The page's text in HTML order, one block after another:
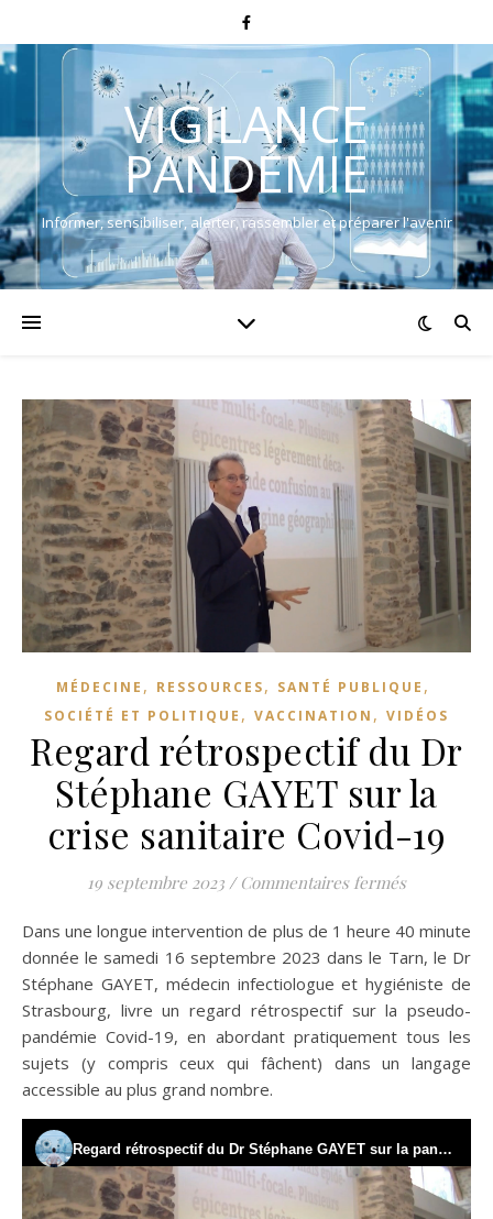
VIGILANCE
PANDÉMIE
Informer, sensibiliser, alerter, rassembler et préparer l'avenir
MÉDECINE , RESSOURCES, SANTÉ PUBLIQUE ,
SOCIÉTÉ ET POLITIQUE , VACCINATION , VIDÉOS
Regard rétrospectif du Dr
Stéphane GAYET sur la
crise sanitaire Covid-19
19 septembre 2023 / Commentaires ferméssur Regard
Dans une longue intervention de plus de 1 heure 40 minute
donnée le samedi 16 septembre 2023 dans le Tarn, le Dr
Stéphane GAYET, médecin infectiologue et hygiéniste de
Strasbourg, livre un regard rétrospectif sur la pseudo-
pandémie Covid-19, en abordant pratiquement tous les
sujets (y compris ceux qui fâchent) dans un langage
accessible au plus grand nombre.